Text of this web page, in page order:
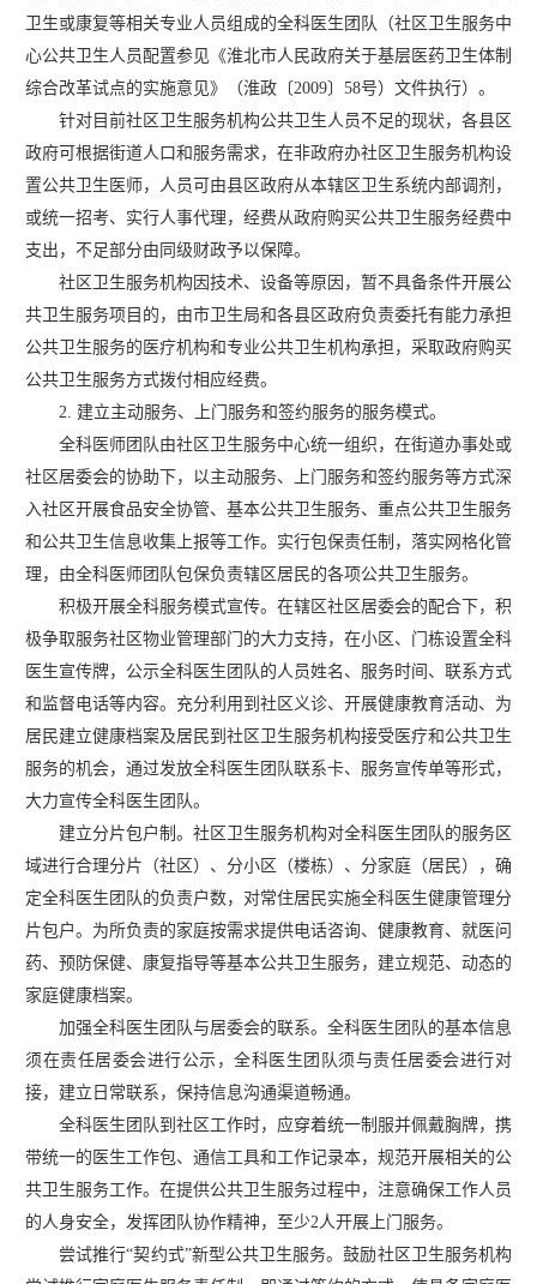
卫生或康复等相关专业人员组成的全科医生团队（社区卫生服务中
心公共卫生人员配置参见《淮北市人民政府关于基层医药卫生体制
综合改革试点的实施意见》（淮政〔2009〕58号）文件执行）。
针对目前社区卫生服务机构公共卫生人员不足的现状，各县区
政府可根据街道人口和服务需求，在非政府办社区卫生服务机构设
置公共卫生医师，人员可由县区政府从本辖区卫生系统内部调剂，
或统一招考、实行人事代理，经费从政府购买公共卫生服务经费中
支出，不足部分由同级财政予以保障。
社区卫生服务机构因技术、设备等原因，暂不具备条件开展公
共卫生服务项目的，由市卫生局和各县区政府负责委托有能力承担
公共卫生服务的医疗机构和专业公共卫生机构承担，采取政府购买
公共卫生服务方式拨付相应经费。
2. 建立主动服务、上门服务和签约服务的服务模式。
全科医师团队由社区卫生服务中心统一组织，在街道办事处或
社区居委会的协助下，以主动服务、上门服务和签约服务等方式深
入社区开展食品安全协管、基本公共卫生服务、重点公共卫生服务
和公共卫生信息收集上报等工作。实行包保责任制，落实网格化管
理，由全科医师团队包保负责辖区居民的各项公共卫生服务。
积极开展全科服务模式宣传。在辖区社区居委会的配合下，积
极争取服务社区物业管理部门的大力支持，在小区、门栋设置全科
医生宣传牌，公示全科医生团队的人员姓名、服务时间、联系方式
和监督电话等内容。充分利用到社区义诊、开展健康教育活动、为
居民建立健康档案及居民到社区卫生服务机构接受医疗和公共卫生
服务的机会，通过发放全科医生团队联系卡、服务宣传单等形式，
大力宣传全科医生团队。
建立分片包户制。社区卫生服务机构对全科医生团队的服务区
域进行合理分片（社区）、分小区（楼栋）、分家庭（居民），确
定全科医生团队的负责户数，对常住居民实施全科医生健康管理分
片包户。为所负责的家庭按需求提供电话咨询、健康教育、就医问
药、预防保健、康复指导等基本公共卫生服务，建立规范、动态的
家庭健康档案。
加强全科医生团队与居委会的联系。全科医生团队的基本信息
须在责任居委会进行公示，全科医生团队须与责任居委会进行对
接，建立日常联系，保持信息沟通渠道畅通。
全科医生团队到社区工作时，应穿着统一制服并佩戴胸牌，携
带统一的医生工作包、通信工具和工作记录本，规范开展相关的公
共卫生服务工作。在提供公共卫生服务过程中，注意确保工作人员
的人身安全，发挥团队协作精神，至少2人开展上门服务。
尝试推行“契约式”新型公共卫生服务。鼓励社区卫生服务机构